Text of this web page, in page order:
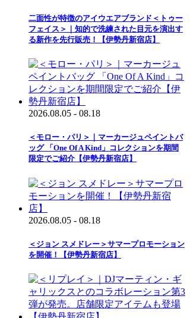
二面性が特徴のアイウエアブランド＜トゥー
フェイス＞｜知的で洗練された目元を演出す
る新作を先行販売！【伊勢丹新宿店】
2026.08.05 - 08.18
＜モロー・パリ＞｜マーカージュペイントバ
ッグ 「One Of A Kind」コレクションを期間
限定でご紹介【伊勢丹新宿店】
2026.08.05 - 08.18
＜ジョン スメドレー＞サマープロモーション
を開催！【伊勢丹新宿店】